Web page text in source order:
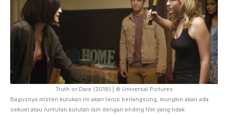
Truth or Dare (2018) | © Universal Pictures
Bagusnya misteri kutukan ini akan terus berlangsung, mungkin akan ada
sekuel atau runtutan kututan lain dengan ending film yang tidak